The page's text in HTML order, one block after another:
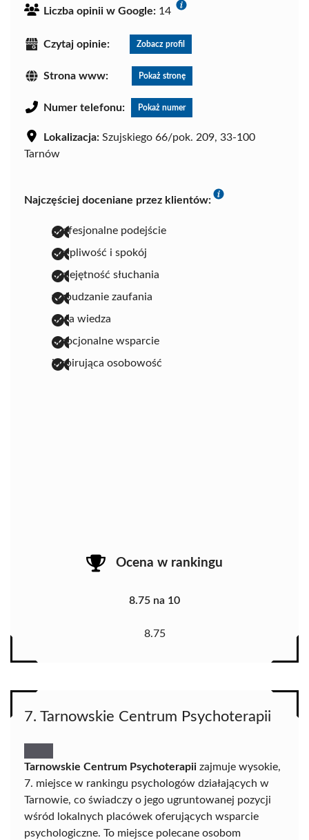
Liczba opinii w Google: 14
Czytaj opinie: Zobacz profil
Strona www: Pokaż stronę
Numer telefonu: Pokaż numer
Lokalizacja: Szujskiego 66/pok. 209, 33-100
Tarnów
Najczęściej doceniane przez klientów:
profesjonalne podejście
cierpliwość i spokój
umiejętność słuchania
wzbudzanie zaufania
duża wiedza
emocjonalne wsparcie
inspirująca osobowość
Ocena w rankingu
8.75 na 10
8.75
7. Tarnowskie Centrum Psychoterapii
Tarnowskie Centrum Psychoterapii zajmuje wysokie,
7. miejsce w rankingu psychologów działających w
Tarnowie, co świadczy o jego ugruntowanej pozycji
wśród lokalnych placówek oferujących wsparcie
psychologiczne. To miejsce polecane osobom